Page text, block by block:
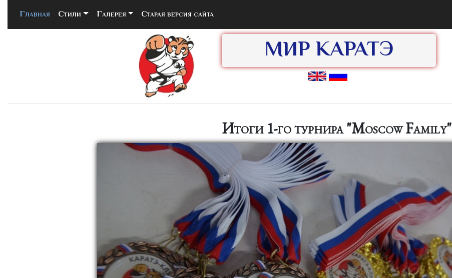
Главная (current)
Стили Галерея Старая версия сайта
МИР КАРАТЭ
Итоги 1-го турнира "Moscow Family"